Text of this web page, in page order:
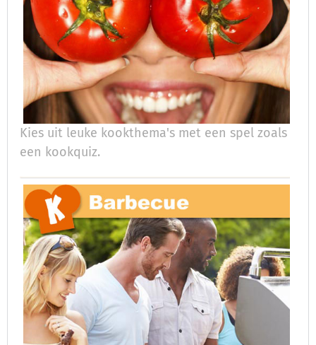
Kies uit leuke kookthema's met een spel zoals
een kookquiz.